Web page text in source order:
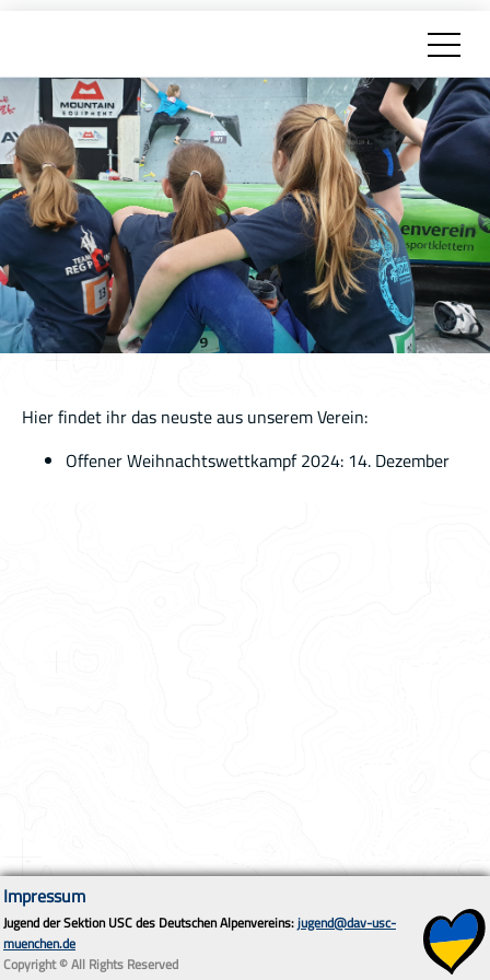
Hier findet ihr das neuste aus unserem Verein:
Offener Weihnachtswettkampf 2024: 14. Dezember
Impressum
Jugend der Sektion USC des Deutschen Alpenvereins:jugend@dav-usc-
muenchen.de
Copyright © All Rights Reserved